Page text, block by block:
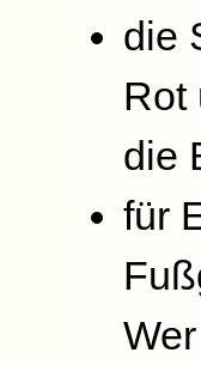
die
Rot
die
für